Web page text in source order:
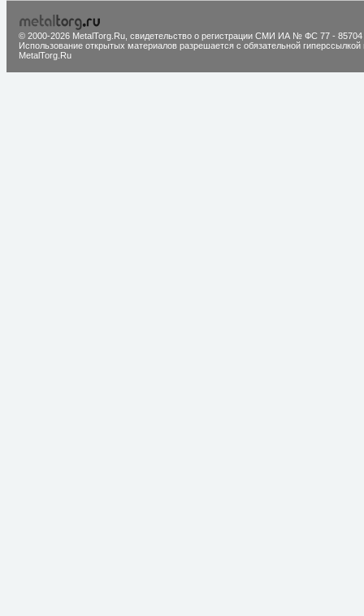
© 2000-2026 MetalTorg.Ru, cвидетельство о регистрации СМИ ИА № ФС 77 - 85704
Использование открытых материалов разрешается с обязательной гиперссылкой
MetalTorg.Ru